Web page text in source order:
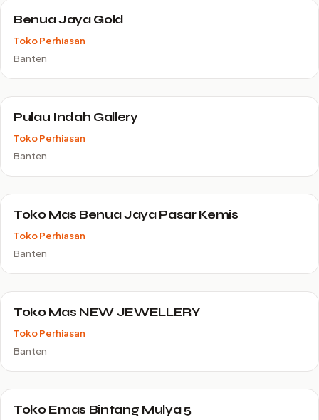
Benua Jaya Gold
Toko Perhiasan
Banten
Pulau Indah Gallery
Toko Perhiasan
Banten
Toko Mas Benua Jaya Pasar Kemis
Toko Perhiasan
Banten
Toko Mas NEW JEWELLERY
Toko Perhiasan
Banten
Toko Emas Bintang Mulya 5